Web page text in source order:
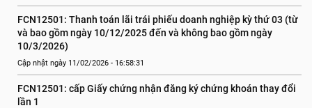
FCN12501: Thanh toán lãi trái phiếu doanh nghiệp kỳ thứ 03 (từ
và bao gồm ngày 10/12/2025 đến và không bao gồm ngày
10/3/2026)
Cập nhật ngày 11/02/2026 - 16:58:31
FCN12501: cấp Giấy chứng nhận đăng ký chứng khoán thay đổi
lần 1